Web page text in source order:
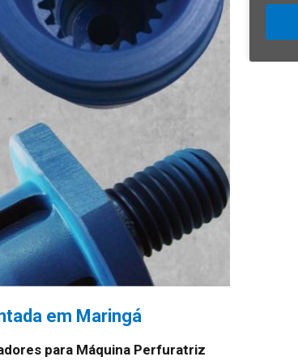
em Maringá
para Máquina Perfuratriz